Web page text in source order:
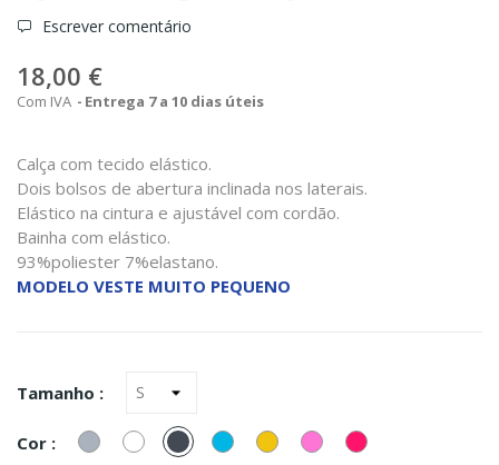
Escrever comentário
18,00 €
Com IVA Entrega 7 a 10 dias úteis
Calça com tecido elástico.
Dois bolsos de abertura inclinada nos laterais.
Elástico na cintura e ajustável com cordão.
Bainha com elástico.
93%poliester 7%elastano.
MODELO VESTE MUITO PEQUENO
Tamanho :
Cor : CinzentoBrancoPreto Turquesa
(Azul)
AmareloRosa fúcsia